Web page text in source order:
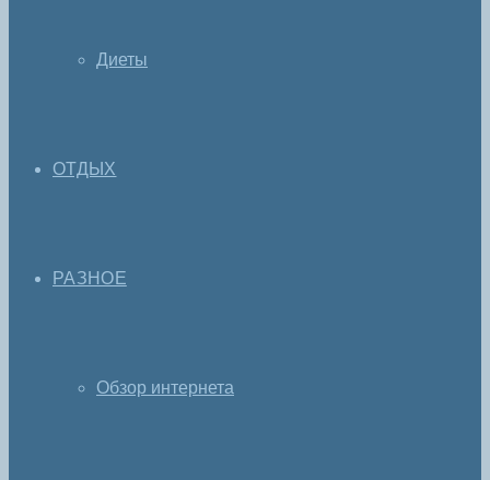
Диеты
ОТДЫХ
РАЗНОЕ
Обзор интернета